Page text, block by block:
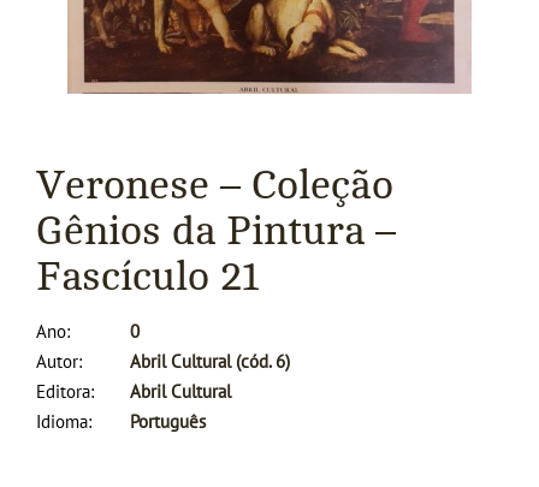
Veronese – Coleção
Gênios da Pintura –
Fascículo 21
Ano
0
Autor
Abril Cultural (cód. 6)
Editora
Abril Cultural
Idioma
Português